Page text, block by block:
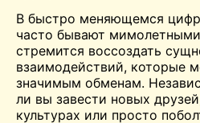
В быстро меняющемся
часто бывают
стремится воссоздать
взаимодействий, которые
значимым обменам.
ли вы завести новых
культурах или просто